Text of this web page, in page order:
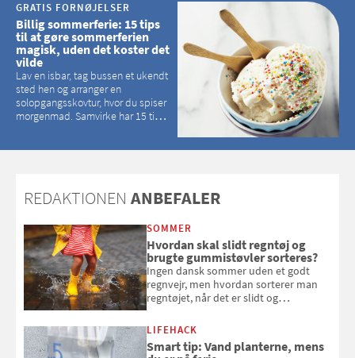
GRATIS FORNØJELSER
Billig sommerferie: 15 tips
til at gøre sommerferien
magisk, uden det koster det
vilde
Lav en isbar, tag bussen et ukendt
sted hen og arranger en
solopgangsskovtur, hvor du spiser
morgenmad. Samvirke har 15 tips
REDAKTIONEN ANBEFALER
SOMMER
Hvordan skal slidt regntøj og
brugte gummistøvler sorteres?
Ingen dansk sommer uden et godt
regnvejr, men hvordan sorterer man
regntøjet, når det er slidt og
LIFEHACK
Smart tip: Vand planterne, mens